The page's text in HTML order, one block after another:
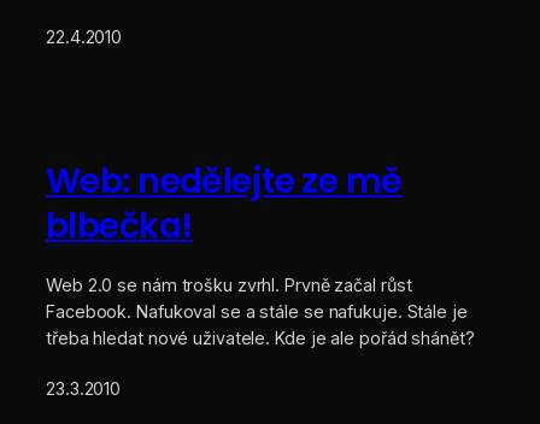
22.4.2010
Web: nedělejte ze mě
blbečka!
Web 2.0 se nám trošku zvrhl. Prvně začal růst
Facebook. Nafukoval se a stále se nafukuje. Stále je
třeba hledat nové uživatele. Kde je ale pořád shánět?
23.3.2010